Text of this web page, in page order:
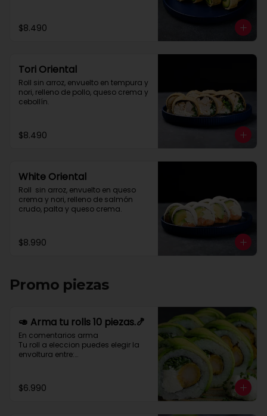
$8.490
Tori Oriental
Roll sin arroz, envuelto en tempura y
nori, relleno de pollo, queso crema y
cebollín.
$8.490
White Oriental
Roll  sin arroz, envuelto en queso
crema y nori, relleno de salmón
crudo, palta y queso crema.
$8.990
Promo piezas
🥑 Arma tu rolls 10 piezas.🍤
En comentarios arma
Tu roll a eleccion puedes elegir la
envoltura entre:
salmon - pulpo o tempura
Para relleno puedes elegir entre:
$6.990